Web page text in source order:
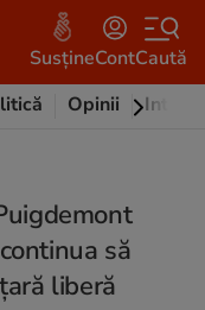
SusțineContCaută
Opinii
să
liberă